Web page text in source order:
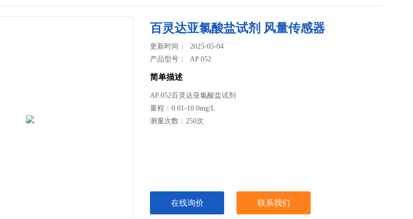
百灵达亚氯酸盐试剂 风量传感器
更新时间： 2025-05-04
产品型号：AP 052
简单描述
AP 052百灵达亚氯酸盐试剂
量程：0.01-10.0mg/L
测量次数：250次
在线询价 联系我们